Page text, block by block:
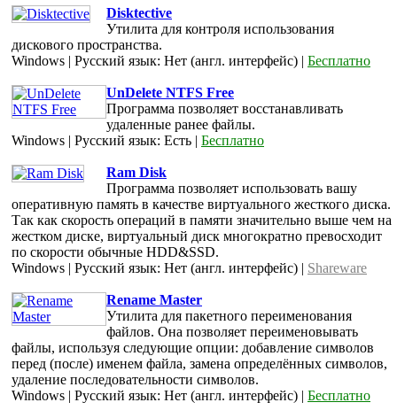
Disktective
Утилита для контроля использования
дискового пространства.
Windows | Русский язык: Нет (англ. интерфейс) | Бесплатно
UnDelete NTFS Free
Программа позволяет восстанавливать
удаленные ранее файлы.
Windows | Русский язык: Есть | Бесплатно
Ram Disk
Программа позволяет использовать вашу
оперативную память в качестве виртуального жесткого диска.
Так как скорость операций в памяти значительно выше чем на
жестком диске, виртуальный диск многократно превосходит
по скорости обычные HDD&SSD.
Windows | Русский язык: Нет (англ. интерфейс) | Shareware
Rename Master
Утилита для пакетного переименования
файлов. Она позволяет переименовывать
файлы, используя следующие опции: добавление символов
перед (после) именем файла, замена определённых символов,
удаление последовательности символов.
Windows | Русский язык: Нет (англ. интерфейс) | Бесплатно